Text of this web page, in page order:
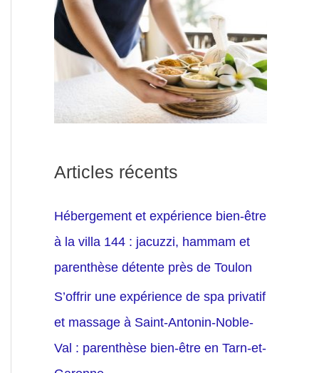
Articles récents
Hébergement et expérience bien-être
à la villa 144 : jacuzzi, hammam et
parenthèse détente près de Toulon
S’offrir une expérience de spa privatif
et massage à Saint-Antonin-Noble-
Val : parenthèse bien-être en Tarn-et-